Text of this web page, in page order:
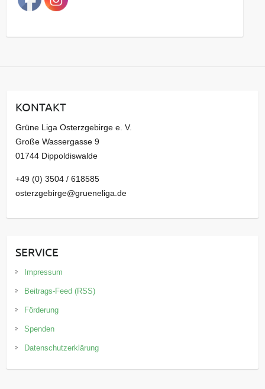
g
a
v
KONTAKT
Grüne Liga Osterzgebirge e. V.
Große Wassergasse 9
01744 Dippoldiswalde
+49 (0) 3504 / 618585
osterzgebirge@grueneliga.de
SERVICE
Impressum
Beitrags-Feed (RSS)
Förderung
Spenden
Datenschutzerklärung